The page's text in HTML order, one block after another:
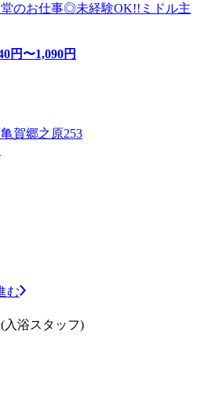
堂のお仕事◎未経験OK!!ミドル主
円〜1,090円
賀郷之原253
む
入浴スタッフ)